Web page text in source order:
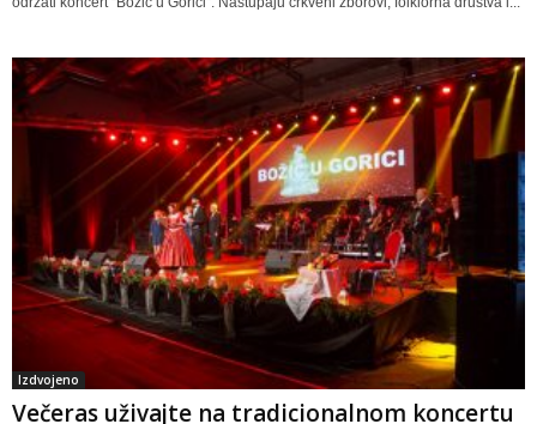
Izdvojeno
Večeras uživajte na tradicionalnom koncertu